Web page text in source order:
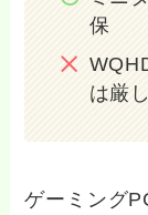
保
は厳
ゲーミング